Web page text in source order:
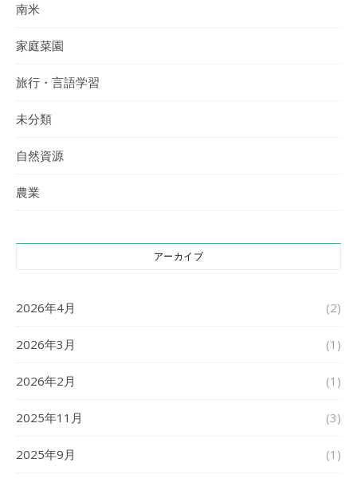
南米
家庭菜園
旅行・言語学習
未分類
自然資源
農業
アーカイブ
2026年4月 (2)
2026年3月 (1)
2026年2月 (1)
2025年11月 (3)
2025年9月 (1)